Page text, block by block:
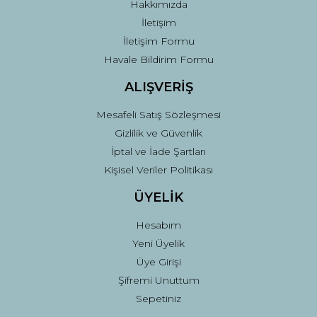
Hakkımızda
İletişim
İletişim Formu
Havale Bildirim Formu
ALIŞVERİŞ
Mesafeli Satış Sözleşmesi
Gizlilik ve Güvenlik
İptal ve İade Şartları
Kişisel Veriler Politikası
ÜYELİK
Hesabım
Yeni Üyelik
Üye Girişi
Şifremi Unuttum
Sepetiniz